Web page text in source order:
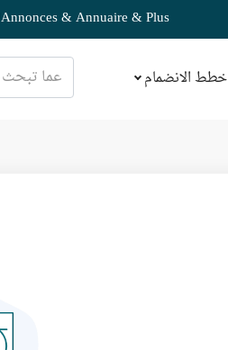
Annonces & Annuaire & Plus!
خطط الانضمام